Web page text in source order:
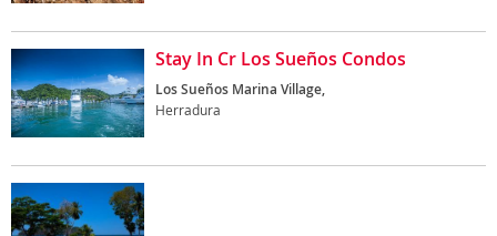
Stay In Cr Los Sueños Condos
Los Sueños Marina Village,
Herradura